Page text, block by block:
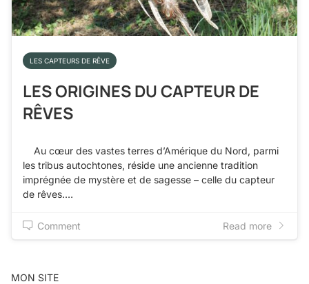
LES CAPTEURS DE RÊVE
LES ORIGINES DU CAPTEUR DE
RÊVES
Au cœur des vastes terres d’Amérique du Nord, parmi
les tribus autochtones, réside une ancienne tradition
imprégnée de mystère et de sagesse – celle du capteur
de rêves.…
Comment Read more
MON SITE